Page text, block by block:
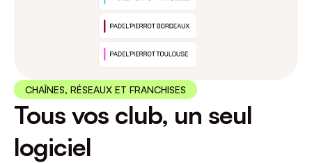
CHAÎNES, RÉSEAUX ET FRANCHISES
Tous vos club, un seul
logiciel